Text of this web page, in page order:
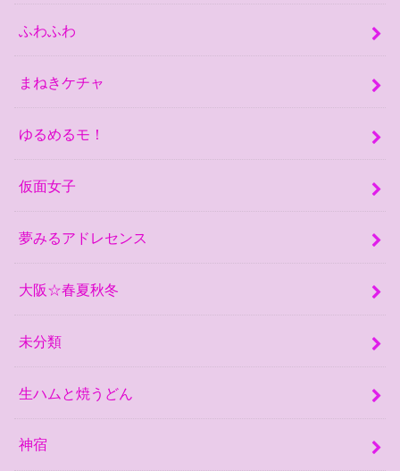
ふわふわ
まねきケチャ
ゆるめるモ！
仮面女子
夢みるアドレセンス
大阪☆春夏秋冬
未分類
生ハムと焼うどん
神宿